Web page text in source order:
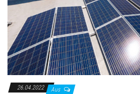
26.04.2022 Aus